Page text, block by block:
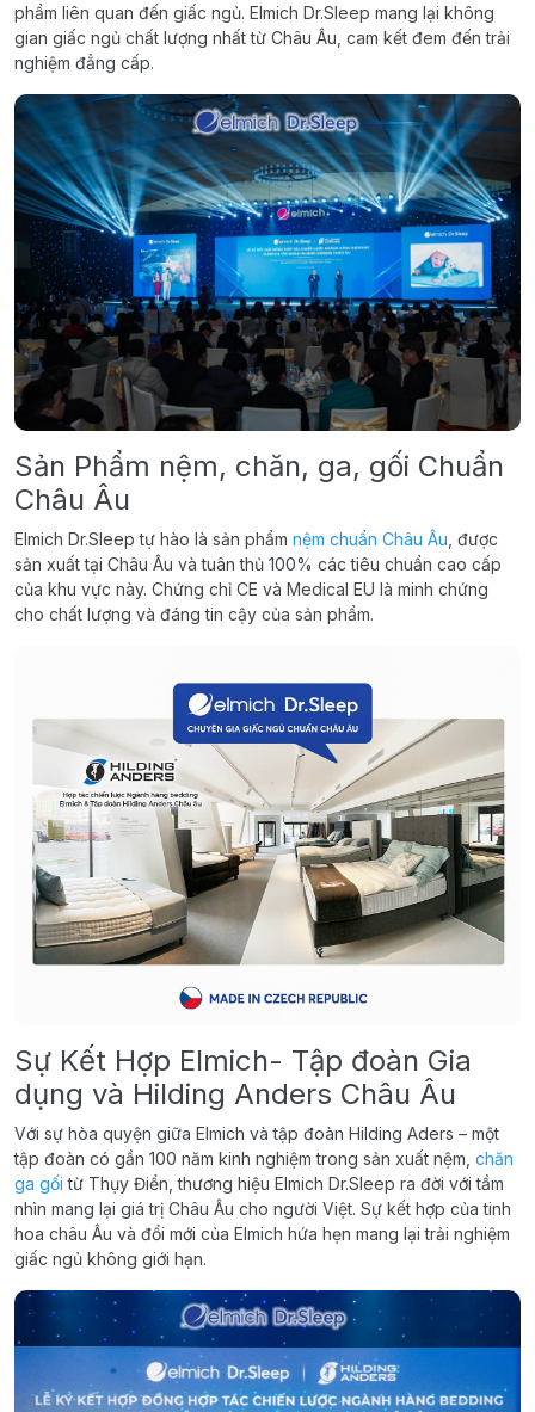
phẩm liên quan đến giấc ngủ. Elmich Dr.Sleep mang lại không
gian giấc ngủ chất lượng nhất từ Châu Âu, cam kết đem đến trải
nghiệm đẳng cấp.
Sản Phẩm nệm, chăn, ga, gối Chuẩn
Châu Âu
Elmich Dr.Sleep tự hào là sản phẩm nệm chuẩn Châu Âu , được
sản xuất tại Châu Âu và tuân thủ 100% các tiêu chuẩn cao cấp
của khu vực này. Chứng chỉ CE và Medical EU là minh chứng
cho chất lượng và đáng tin cậy của sản phẩm.
Sự Kết Hợp Elmich- Tập đoàn Gia
dụng và Hilding Anders Châu Âu
Với sự hòa quyện giữa Elmich và tập đoàn Hilding Aders – một
tập đoàn có gần 100 năm kinh nghiệm trong sản xuất nệm, chăn
ga gối từ Thụy Điển, thương hiệu Elmich Dr.Sleep ra đời với tầm
nhìn mang lại giá trị Châu Âu cho người Việt. Sự kết hợp của tinh
hoa châu Âu và đổi mới của Elmich hứa hẹn mang lại trải nghiệm
giấc ngủ không giới hạn.